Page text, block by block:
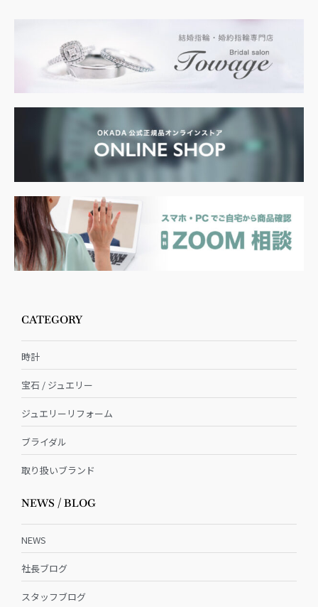
CATEGORY
時計
宝石 / ジュエリー
ジュエリーリフォーム
ブライダル
取り扱いブランド
NEWS / BLOG
NEWS
社長ブログ
スタッフブログ